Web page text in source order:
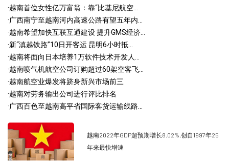
·越南首位女性亿万富翁：靠“比基尼航空...
·广西南宁至越南河内高速公路有望五年内...
·越南希望加快互联互通建设 提升GMS经济...
·新“滇越铁路”10日开客运 昆明6小时抵...
·越南将面向日本培养1万软件技术开发人...
·越南喷气机航空公司订购超过60架空客飞...
·越南航空业爆发将跻身新兴市场前三
·越南对劳务输出公司进行评比排名
·广西百色至越南高平省国际客货运输线路...
越南2022年GDP超预期增长8.02%,创自1997年25
年来最快增速